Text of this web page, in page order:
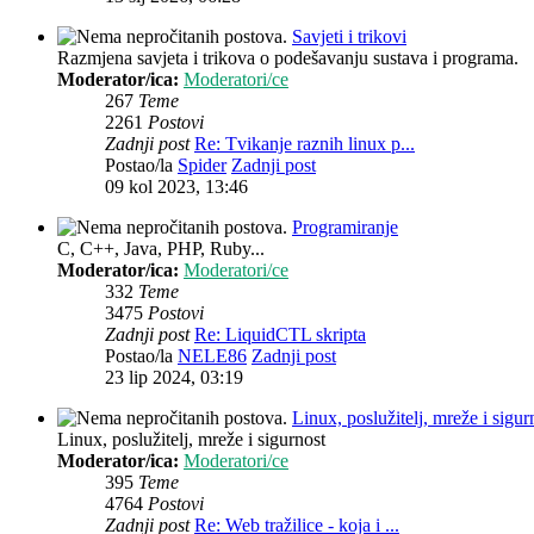
Savjeti i trikovi
Razmjena savjeta i trikova o podešavanju sustava i programa.
Moderator/ica: Moderatori/ce
267 Teme
2261 Postovi
Zadnji post Re: Tvikanje raznih linux p...
Postao/la Spider Zadnji post
09 kol 2023, 13:46
Programiranje
C, C++, Java, PHP, Ruby...
Moderator/ica: Moderatori/ce
332 Teme
3475 Postovi
Zadnji post Re: LiquidCTL skripta
Postao/la NELE86 Zadnji post
23 lip 2024, 03:19
Linux, poslužitelj, mreže i
Linux, poslužitelj, mreže i sigurnost
Moderator/ica: Moderatori/ce
395 Teme
4764 Postovi
Zadnji post Re: Web tražilice - koja i ...